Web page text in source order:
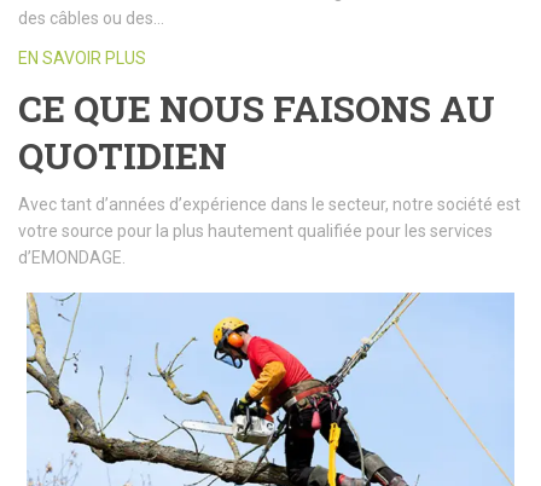
des câbles ou des…
EN SAVOIR PLUS
CE QUE NOUS FAISONS AU
QUOTIDIEN
Avec tant d’années d’expérience dans le secteur, notre société est
votre source pour la plus hautement qualifiée pour les services
d’EMONDAGE.